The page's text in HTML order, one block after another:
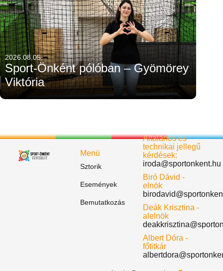
2026.08.05.
Sport-Önként pólóban – Gyömörey
Viktória
Menü
Sztorik
Események
Bemutatkozás
Általános és
technikai jellegű
kérdések:
iroda@sportonkent.hu
Biró Dávid -
elnök
Deák Krisztina -
alelnök
Albert Dóra -
főtitkár